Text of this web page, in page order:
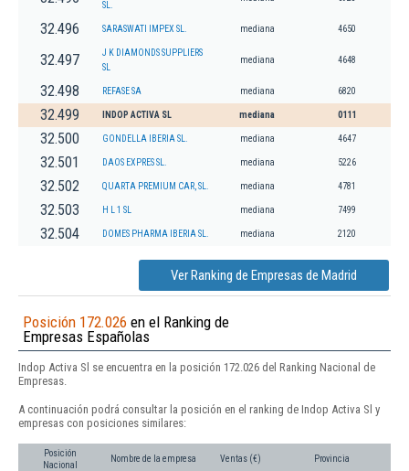
SL.
32.496 SARASWATI IMPEX SL. mediana 4650
32.497
J K DIAMONDS SUPPLIERS
SL
mediana 4648
32.498 REFASE SA mediana 6820
32.499 INDOP ACTIVA SL mediana 0111
32.500 GONDELLA IBERIA SL. mediana 4647
32.501 DAOS EXPRES SL. mediana 5226
32.502 QUARTA PREMIUM CAR, SL. mediana 4781
32.503 H L 1 SL mediana 7499
32.504 DOMES PHARMA IBERIA SL. mediana 2120
Ver Ranking de Empresas de Madrid
Posición 172.026 en el Ranking de
Empresas Españolas
Indop Activa Sl se encuentra en la posición 172.026 del Ranking Nacional de
Empresas.
A continuación podrá consultar la posición en el ranking de Indop Activa Sl y
empresas con posiciones similares:
Posición
Nacional
Nombre de la empresa Ventas (€) Provincia